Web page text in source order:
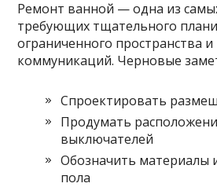
Ремонт ванной — одна из
требующих тщательного
ограниченного пространства
коммуникаций. Черновые
Спроектировать
Продумать
выключателей
Обозначить материалы
пола